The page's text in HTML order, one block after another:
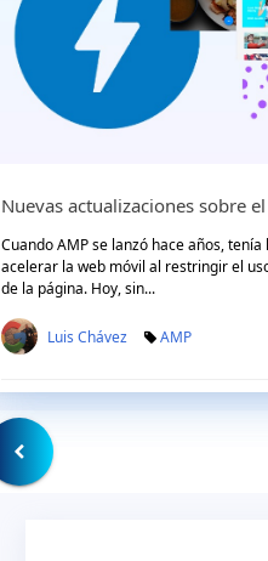
Cuando AMP se lanzó hace años,
acelerar la web móvil al restringir el
de la página. Hoy, sin...
Luis Chávez AMP